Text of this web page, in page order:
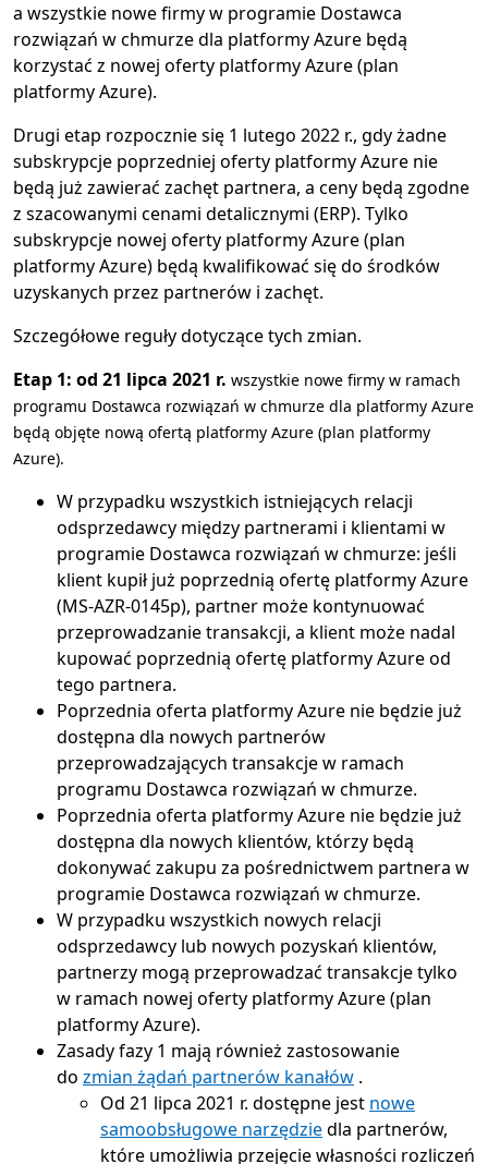
a wszystkie nowe firmy w programie Dostawca
rozwiązań w chmurze dla platformy Azure będą
korzystać z nowej oferty platformy Azure (plan
platformy Azure).
Drugi etap rozpocznie się 1 lutego 2022 r., gdy żadne
subskrypcje poprzedniej oferty platformy Azure nie
będą już zawierać zachęt partnera, a ceny będą zgodne
z szacowanymi cenami detalicznymi (ERP). Tylko
subskrypcje nowej oferty platformy Azure (plan
platformy Azure) będą kwalifikować się do środków
uzyskanych przez partnerów i zachęt.
Szczegółowe reguły dotyczące tych zmian.
Etap 1: od 21 lipca 2021 r. wszystkie nowe firmy w ramach
programu Dostawca rozwiązań w chmurze dla platformy Azure
będą objęte nową ofertą platformy Azure (plan platformy
Azure).
W przypadku wszystkich istniejących relacji
odsprzedawcy między partnerami i klientami w
programie Dostawca rozwiązań w chmurze: jeśli
klient kupił już poprzednią ofertę platformy Azure
(MS-AZR-0145p), partner może kontynuować
przeprowadzanie transakcji, a klient może nadal
kupować poprzednią ofertę platformy Azure od
tego partnera.
Poprzednia oferta platformy Azure nie będzie już
dostępna dla nowych partnerów
przeprowadzających transakcje w ramach
programu Dostawca rozwiązań w chmurze.
Poprzednia oferta platformy Azure nie będzie już
dostępna dla nowych klientów, którzy będą
dokonywać zakupu za pośrednictwem partnera w
programie Dostawca rozwiązań w chmurze.
W przypadku wszystkich nowych relacji
odsprzedawcy lub nowych pozyskań klientów,
partnerzy mogą przeprowadzać transakcje tylko
w ramach nowej oferty platformy Azure (plan
platformy Azure).
Zasady fazy 1 mają również zastosowanie
do zmian żądań partnerów kanałów .
Od 21 lipca 2021 r. dostępne jest nowe
samoobsługowe narzędziedla partnerów,
które umożliwia przejęcie własności rozliczeń